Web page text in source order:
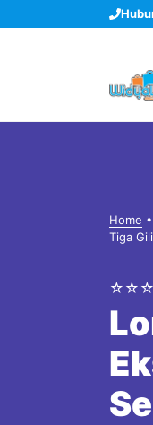
ke
Home •
Tiga
☆ ☆ ☆